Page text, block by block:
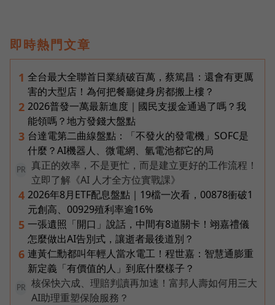
即時熱門文章
1 全台最大全聯首日業績破百萬，蔡篤昌：還會有更厲
害的大型店！為何把餐廳健身房都搬上樓？
2 2026普發一萬最新進度｜國民支援金通過了嗎？我
能領嗎？地方發錢大盤點
3 台達電第二曲線盤點：「不發火的發電機」SOFC是
什麼？AI機器人、微電網、氫電池都它的局
PR
真正的效率，不是更忙，而是建立更好的工作流程！
立即了解《AI 人才全方位實戰課》
4 2026年8月ETF配息盤點｜19檔一次看，00878衝破1
元創高、00929殖利率逾16%
5 一張遺照「開口」說話，中間有8道關卡！翊嘉禮儀
怎麼做出AI告別式，讓逝者最後道別？
6 連黃仁勳都叫年輕人當水電工！程世嘉：智慧通膨重
新定義「有價值的人」到底什麼樣子？
PR
核保快六成、理賠判讀再加速！富邦人壽如何用三大
AI助理重塑保險服務？